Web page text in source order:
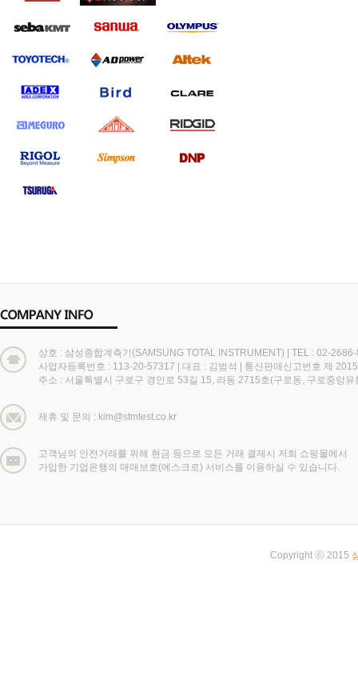
상호 : 삼성종합계측기(SAMSUNG TOTAL INSTRUMENT) | TEL : 02-
사업자등록번호 : 113-20-57317 | 대표 : 김범석 | 통신판매신고번호 제
주소 : 서울특별시 구로구 경인로 53길 15, 라동 2715호(구로동, 구로중앙유
제휴 및 문의 : kim@stmtest.co.kr
고객님의 안전거래를 위해 현금 등으로 모든 거래 결제시 저희 쇼핑몰에서
가입한 기업은행의 매매보호(에스크로) 서비스를 이용하실 수 있습니다.
Copyright ⓒ 2015